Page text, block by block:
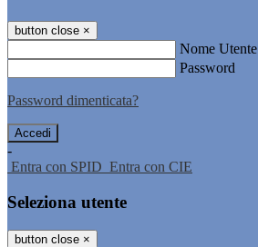
button close ×
Nome Utente
Password
Password dimenticata?
-
Entra con SPID Entra con CIE
Seleziona utente
button close ×